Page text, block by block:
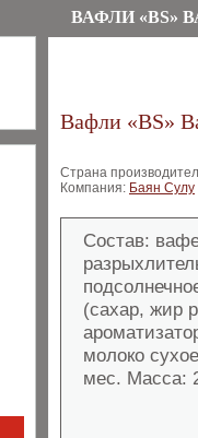
ВАФЛИ «BS»
Вафли «BS»
Страна
Компания: Баян Сулу
Состав:
(сахар, жир
молоко
мес. Масса: